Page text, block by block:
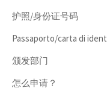
护照/身份证号码
Passaporto/carta di ident
颁发部门
怎么申请？